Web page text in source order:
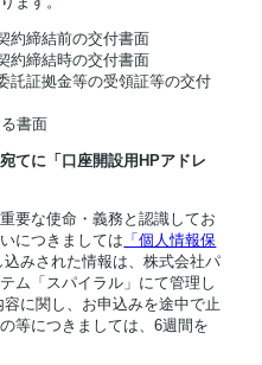
約締結前の交付書面
約締結時の交付書面
託証拠金等の受領証等の交付
書面
てに「口座開設用HPアドレ
要な使命・義務と認識してお
につきましては 「個人情報保
みされた情報は、株式会社パ
ム「スパイラル」にて管理し
に関し、お申込みを途中で止
等につきましては、6週間を